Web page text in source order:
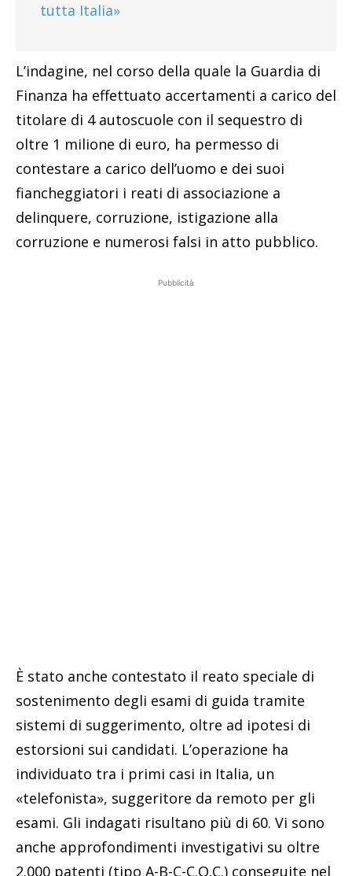
tutta Italia»
L’indagine, nel corso della quale la Guardia di
Finanza ha effettuato accertamenti a carico del
titolare di 4 autoscuole con il sequestro di
oltre 1 milione di euro, ha permesso di
contestare a carico dell’uomo e dei suoi
fiancheggiatori i reati di associazione a
delinquere, corruzione, istigazione alla
corruzione e numerosi falsi in atto pubblico.
Pubblicità
È stato anche contestato il reato speciale di
sostenimento degli esami di guida tramite
sistemi di suggerimento, oltre ad ipotesi di
estorsioni sui candidati. L’operazione ha
individuato tra i primi casi in Italia, un
«telefonista», suggeritore da remoto per gli
esami. Gli indagati risultano più di 60. Vi sono
anche approfondimenti investigativi su oltre
2.000 patenti (tipo A-B-C-C.Q.C.) conseguite nel